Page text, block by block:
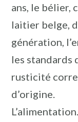
ans, le bélier,
laitier belge,
génération,
les standards
rusticité
d’origine.
L’alimentation.